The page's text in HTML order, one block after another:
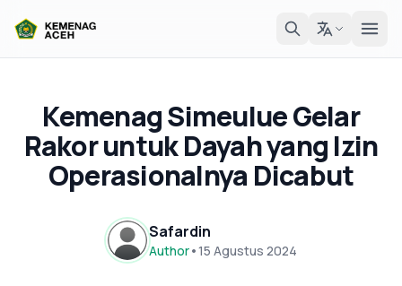
Kemenag Simeulue Gelar
Rakor untuk Dayah yang Izin
Operasionalnya Dicabut
Safardin
Author•15 Agustus 2024